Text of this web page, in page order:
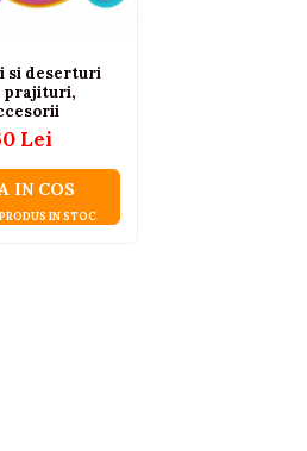
si deserturi
prajituri,
Lei
IN COS
IN STOC